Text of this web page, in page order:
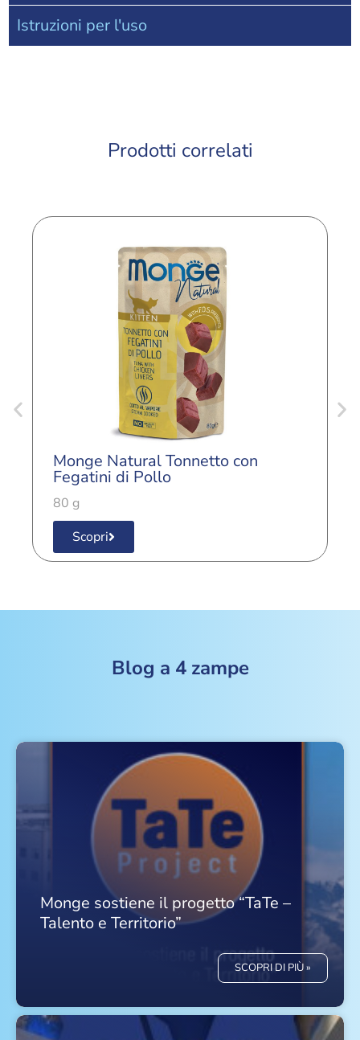
Istruzioni per l'uso
Prodotti correlati
Monge Natural Tonnetto con
Fegatini di Pollo
80 g
Scopri
Blog a 4 zampe
Monge sostiene il progetto “TaTe –
Talento e Territorio”
SCOPRI DI PIÙ »